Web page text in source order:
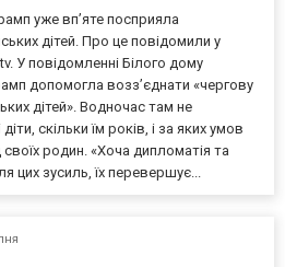
уже впʼяте посприяла
дітей. Про це повідомили у
У повідомленні Білого дому
допомогла возз’єднати «чергову
дітей». Водночас там не
скільки їм років, і за яких умов
родин. «Хоча дипломатія та
цих зусиль, їх перевершує...